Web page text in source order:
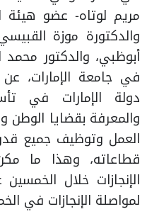
مريم لوتاه- عضو هيئة
والدكتورة موزة
أبوظبي، والدكتور
في جامعة الإمارات،
دولة الإمارات في
والمعرفة بقضايا الوطن
العمل وتوظيف جميع
قطاعاته، وهذا ما
الإنجازات خلال
لمواصلة الإنجازات في